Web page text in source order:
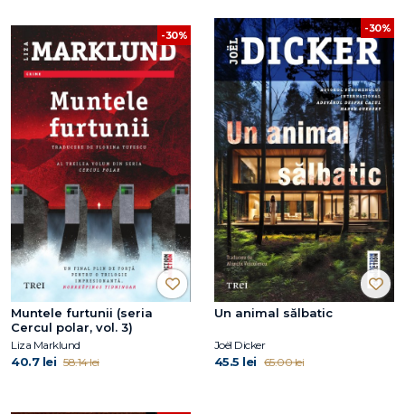
-30%
Muntele furtunii (seria
Cercul polar, vol. 3)
Liza Marklund
40.7 lei 58.14 lei
-30%
Un animal sălbatic
Joël Dicker
45.5 lei 65.00 lei